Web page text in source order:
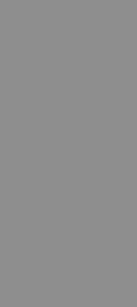
прилетела в
в закрытом мероприятии
между
по центру